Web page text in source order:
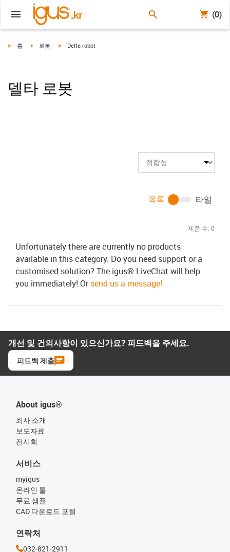
(0)
igus-icon-arrow-right
홈 igus-icon-arrow-right
로봇 igus-icon-arrow-right
Delta robot
델타 로봇
제품 수: 0
목록 타일
Unfortunately there are currently no products
available in this category. Do you need support or a
customised solution? The igus® LiveChat will help
you immediately! Orsend us a message!
개선 및 건의사항이 있으신가요? 피드백을 주세요.
피드백 제출
About igus®
회사 소개
보도자료
전시회
서비스
myigus
온라인 툴
무료 샘플
CAD 다운로드 포털
연락처
032-821-2911